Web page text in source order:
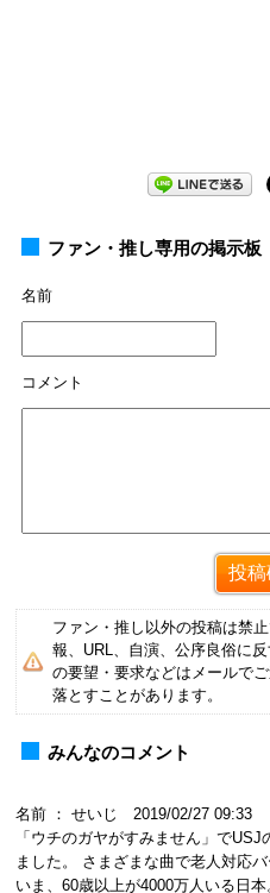
ファン・推し専用の掲示板
名前
コメント
ファン・推し以外の投稿は禁
報、URL、自演、公序良俗に
の要望・要求などはメールで
落とすことがあります。
みんなのコメント
名前 ： せいじ 2019/02/27 09:33
「ウチのガヤがすみません」で
ました。 さまざまな曲で老人対応
いま、60歳以上が4000万人いる日